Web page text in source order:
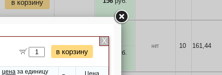
в корзину
в корзину
нет
3
шт.
руб.
нет 10 161,44